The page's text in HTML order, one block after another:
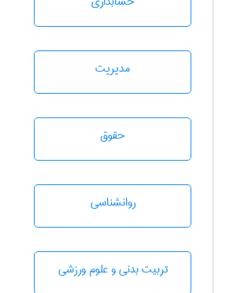
مديريت
حقوق
روانشناسی
تربيت بدنی و علوم ورزشی